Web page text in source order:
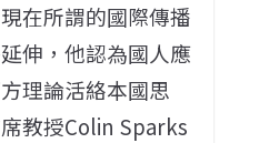
在所謂的國際傳播
伸，他認為國人應
理論活絡本國思
教授Colin Sparks